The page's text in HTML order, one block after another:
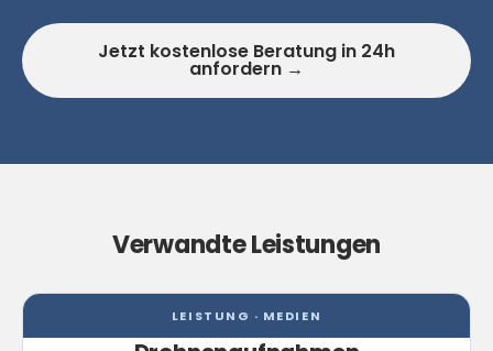
Jetzt kostenlose Beratung in 24h
anfordern →
Verwandte Leistungen
LEISTUNG · MEDIEN